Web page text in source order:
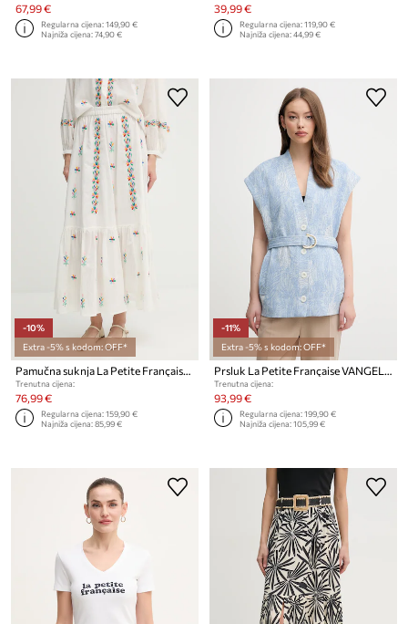
67,99 €
Regularna cijena:149,90 €
Najniža cijena:74,90 €
39,99 €
Regularna cijena:119,90 €
Najniža cijena:44,99 €
-10%
Extra -5% s kodom: OFF*
Pamučna suknja La Petite Française JAMAL
Trenutna cijena:
76,99 €
Regularna cijena:159,90 €
Najniža cijena:85,99 €
-11%
Extra -5% s kodom: OFF*
Prsluk La Petite Française VANGELIS
Trenutna cijena:
93,99 €
Regularna cijena:199,90 €
Najniža cijena:105,99 €